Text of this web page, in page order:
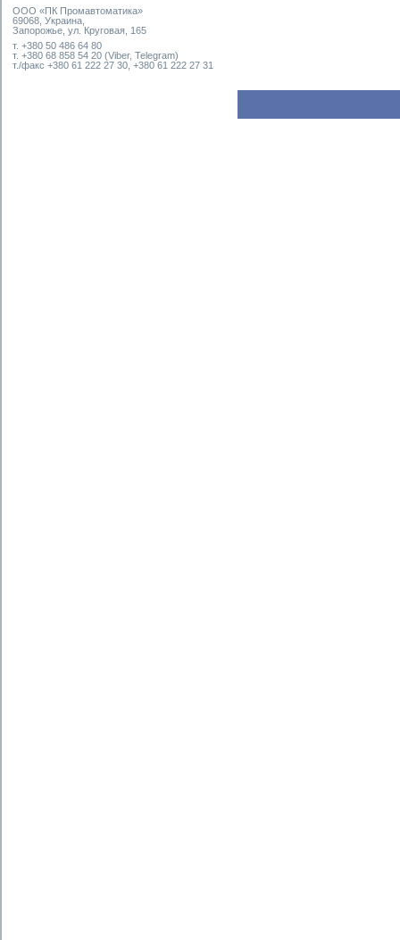
ООО «ПК Промавтоматика»
69068, Украина,
Запорожье, ул. Круговая, 165
т. +380 50 486 64 80
т. +380 68 858 54 20 (Viber, Telegram)
т./факс +380 61 222 27 30, +380 61 222 27 31